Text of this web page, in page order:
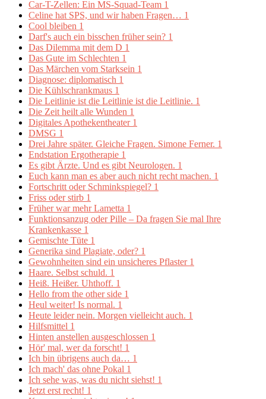
Car-T-Zellen: Ein MS-Squad-Team 1
Celine hat SPS, und wir haben Fragen… 1
Cool bleiben 1
Darf's auch ein bisschen früher sein? 1
Das Dilemma mit dem D 1
Das Gute im Schlechten 1
Das Märchen vom Starksein 1
Diagnose: diplomatisch 1
Die Kühlschrankmaus 1
Die Leitlinie ist die Leitlinie ist die Leitlinie. 1
Die Zeit heilt alle Wunden 1
Digitales Apothekentheater 1
DMSG 1
Drei Jahre später. Gleiche Fragen. Simone Ferner. 1
Endstation Ergotherapie 1
Es gibt Ärzte. Und es gibt Neurologen. 1
Euch kann man es aber auch nicht recht machen. 1
Fortschritt oder Schminkspiegel? 1
Friss oder stirb 1
Früher war mehr Lametta 1
Funktionsanzug oder Pille – Da fragen Sie mal Ihre
Krankenkasse 1
Gemischte Tüte 1
Generika sind Plagiate, oder? 1
Gewohnheiten sind ein unsicheres Pflaster 1
Haare. Selbst schuld. 1
Heiß. Heißer. Uhthoff. 1
Hello from the other side 1
Heul weiter! Is normal. 1
Heute leider nein. Morgen vielleicht auch. 1
Hilfsmittel 1
Hinten anstellen ausgeschlossen 1
Hör' mal, wer da forscht! 1
Ich bin übrigens auch da… 1
Ich mach' das ohne Pokal 1
Ich sehe was, was du nicht siehst! 1
Jetzt erst recht! 1